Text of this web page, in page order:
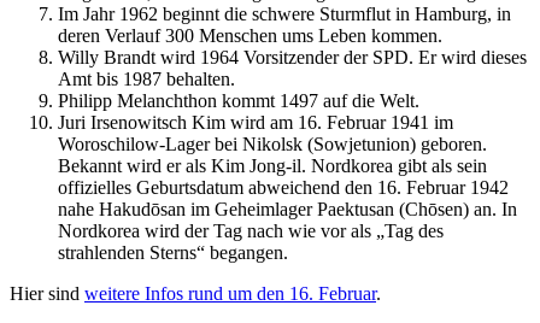
Im Jahr 1962 beginnt die schwere Sturmflut in Hamburg, in
deren Verlauf 300 Menschen ums Leben kommen.
Willy Brandt wird 1964 Vorsitzender der SPD. Er wird dieses
Amt bis 1987 behalten.
Philipp Melanchthon kommt 1497 auf die Welt.
Juri Irsenowitsch Kim wird am 16. Februar 1941 im
Woroschilow-Lager bei Nikolsk (Sowjetunion) geboren.
Bekannt wird er als Kim Jong-il. Nordkorea gibt als sein
offizielles Geburtsdatum abweichend den 16. Februar 1942
nahe Hakudōsan im Geheimlager Paektusan (Chōsen) an. In
Nordkorea wird der Tag nach wie vor als „Tag des
strahlenden Sterns“ begangen.
Hier sind weitere Infos rund um den 16. Februar.